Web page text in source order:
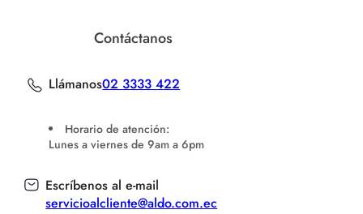
Contáctanos
Llámanos02 3333 422
Horario de atención:
Lunes a viernes de 9am a 6pm
Escríbenos al e-mail
servicioalcliente@aldo.com.ec